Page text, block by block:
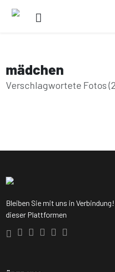
mädchen
Verschlagwortete Fotos
Eine elegante,
Honigbiene
Bleiben Sie mit uns in
dieser Plattformen